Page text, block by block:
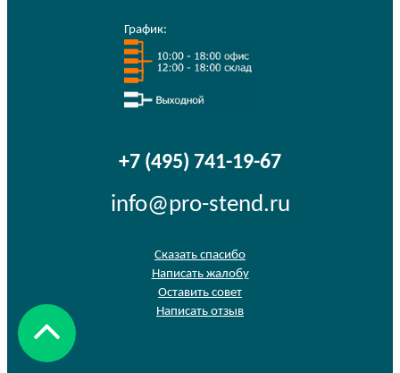
График:
+7 (495) 741-19-67
info@pro-stend.ru
Сказать спасибо
Написать жалобу
Оставить совет
Написать отзыв